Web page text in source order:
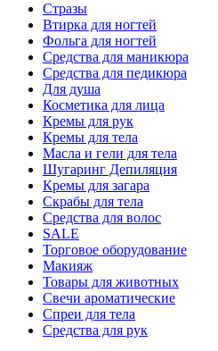
Стразы
Втирка для ногтей
Фольга для ногтей
Средства для маникюра
Средства для педикюра
Для душа
Косметика для лица
Кремы для рук
Кремы для тела
Масла и гели для тела
Шугаринг Депиляция
Кремы для загара
Скрабы для тела
Средства для волос
SALE
Торговое оборудование
Макияж
Товары для животных
Свечи ароматические
Спреи для тела
Средства для рук